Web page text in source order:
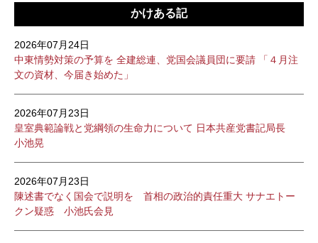
かけある記
2026年07月24日
中東情勢対策の予算を 全建総連、党国会議員団に要請 「４月注
文の資材、今届き始めた」
2026年07月23日
皇室典範論戦と党綱領の生命力について 日本共産党書記局長
小池晃
2026年07月23日
陳述書でなく国会で説明を 首相の政治的責任重大 サナエトー
クン疑惑 小池氏会見